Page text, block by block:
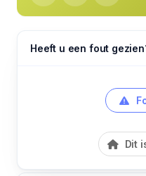
Heeft u een fout
Dit